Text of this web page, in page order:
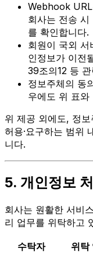
Webhook
회사는 전송 시
를 확인합니다.
회원이 국외 서
인정보가 이전
39조의12 등
정보주체의 동
우에도 위 표와
위 제공 외에도, 정
허용·요구하는 범위
니다.
5. 개인정보
회사는 원활한 서비
리 업무를 위탁하고
수탁자 위탁